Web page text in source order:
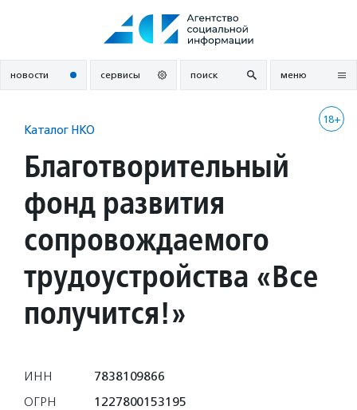
новости сервисы поиск меню
18+
Каталог НКО
Благотворительный
фонд развития
сопровождаемого
трудоустройства «Все
получится!»
ИНН
7838109866
ОГРН
1227800153195